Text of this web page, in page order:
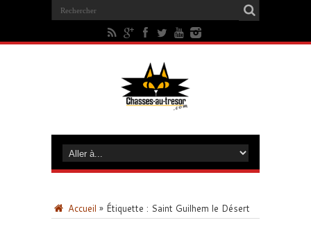
Accueil » Étiquette : Saint Guilhem le Désert